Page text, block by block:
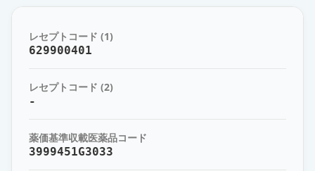
エタネルセプトBS皮下注25mgシリ
ンジ0.5mL「日医工」
薬価 2256 円
レセプトコード (1)
629900401
レセプトコード (2)
-
薬価基準収載医薬品コード
3999451G3033